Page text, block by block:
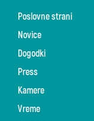
Poslovne strani
Novice
Dogodki
Press
Kamere
Vreme